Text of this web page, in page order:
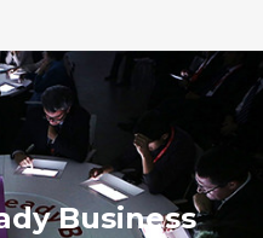
Business